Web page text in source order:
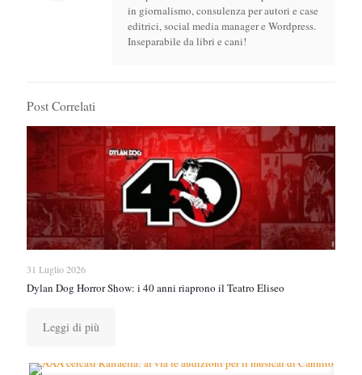
in giornalismo, consulenza per autori e case
editrici, social media manager e Wordpress.
Inseparabile da libri e cani!
Post Correlati
31 Luglio 2026
Dylan Dog Horror Show: i 40 anni riaprono il Teatro Eliseo
Leggi di più